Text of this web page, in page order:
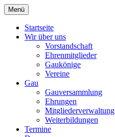
Zum
Inhalt
springen
Schützengau Simbach
Menü
Startseite
Wir über uns
Vorstandschaft
Ehrenmitglieder
Gaukönige
Vereine
Gau
Gauversammlung
Ehrungen
Mitgliederverwaltung
Weiterbildungen
Termine